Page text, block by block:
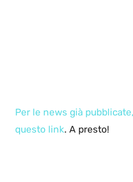
Per le news già
questo link. A presto!